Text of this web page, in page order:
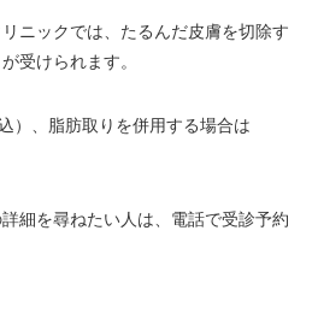
ニックでは、たるんだ皮膚を切除す
受けられます。
）、脂肪取りを併用する場合は
細を尋ねたい人は、電話で受診予約